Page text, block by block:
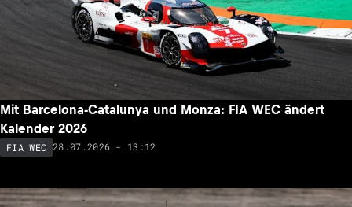
Mit Barcelona-Catalunya und Monza: FIA WEC ändert
Kalender 2026
FIA WEC 28.07.2026 - 13:12